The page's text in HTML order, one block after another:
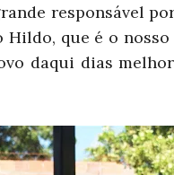
responsável
que é o nosso
daqui dias